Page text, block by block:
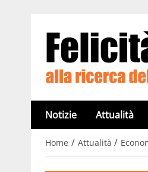
Notizie Attualità
Home / Attualità /